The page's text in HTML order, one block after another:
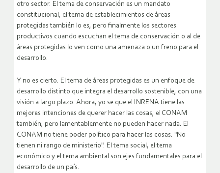
otro sector. El tema de conservación es un mandato
constitucional, el tema de establecimientos de áreas
protegidas también lo es, pero finalmente los sectores
productivos cuando escuchan el tema de conservación o al de
áreas protegidas lo ven como una amenaza o un freno para el
desarrollo.
Y no es cierto. El tema de áreas protegidas es un enfoque de
desarrollo distinto que integra el desarrollo sostenible, con una
visión a largo plazo. Ahora, yo se que el INRENA tiene las
mejores intenciones de querer hacer las cosas, el CONAM
también, pero lamentablemente no pueden hacer nada. El
CONAM no tiene poder político para hacer las cosas. "No
tienen ni rango de ministerio". El tema social, el tema
económico y el tema ambiental son ejes fundamentales para el
desarrollo de un país.